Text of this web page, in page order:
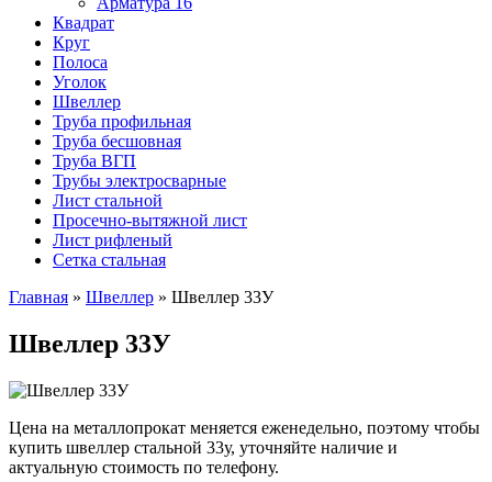
Квадрат
Круг
Полоса
Уголок
Швеллер
Труба профильная
Труба бесшовная
Труба ВГП
Трубы электросварные
Лист стальной
Просечно-вытяжной лист
Лист рифленый
Сетка стальная
Главная » Швеллер » Швеллер 33У
Швеллер 33У
Цена на металлопрокат меняется еженедельно, поэтому чтобы
купить швеллер стальной 33у, уточняйте наличие и
актуальную стоимость по телефону.